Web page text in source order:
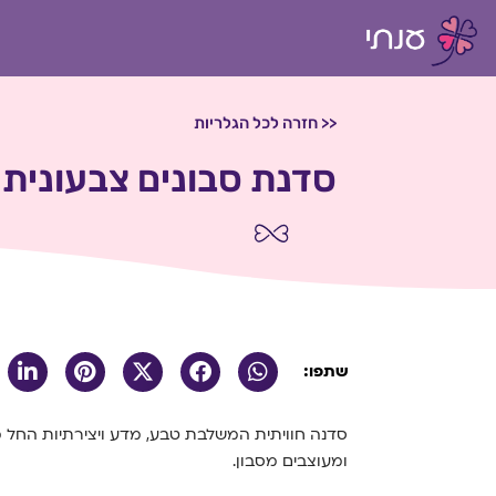
<< חזרה לכל הגלריות
סדנת סבונים צבעונית
שתפו:
סדנה חוויתית המשלבת טבע, מדע ויצירתיות החל
ומעוצבים מסבון.